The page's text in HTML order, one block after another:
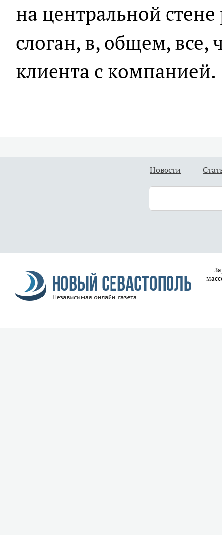
на центральной
слоган, в, общем, все,
клиента с компанией.
Новости